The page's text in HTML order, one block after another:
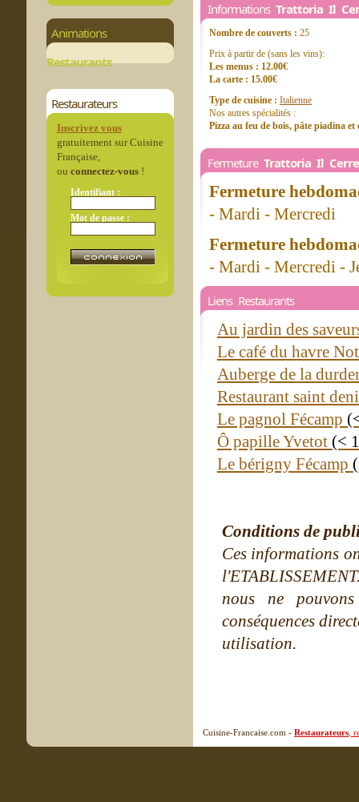
Animations
Restaurants
Restaurateurs
Inscrivez vous
gratuitement sur Cuisine
Française,
ou connectez-vous!
Identifiant :
Mot de passe :
Informations Trattoria Il
Nombre de couverts : 25
Prix à partir de (sans les vins):
Les menus : 12.00€
La carte : 15.00€
Type de cuisine : Italienne
Nos autres spécialités :
Pizza au feu de bois, pâte piadina et
Fermeture Trattoria Il
Fermeture
- Mardi - Mercredi
Fermeture
- Mardi - Mercredi -
Liens Restaurants
Au jardin des
Le café du havre
Auberge de la
Restaurant saint
Le pagnol Fécamp
Ô papille Yvetot (<
Le bérigny Fécamp
Conditions de
Ces informations
nous ne
conséquences
utilisation.
Cuisine-Francaise.com - Restaurateurs ,